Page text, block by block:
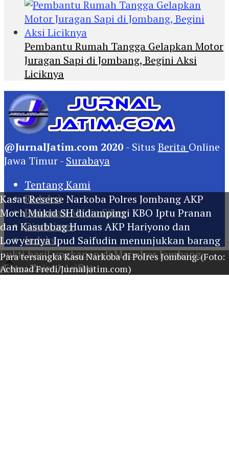
Kasat Reserse Narkoba Polres Jombang AKP
Moch Mukid SH didampingi KBO Iptu Pranan
dan Kasubbag Humas AKP Hariyono dan
Lowyernya Ipud Saifudin menunjukkan barang
bukti hasil ungkapan di Mapolres Jombang.
(Foto: Zainul Arifin)
Para tersangka Kasu Narkoba di Polres Jombang. (Foto:
Achmad Fredi/Jurnaljatim.com)
Pembantu Rumah Tangga Gelapkan Motor
Juragan Sapi di Jombang, Begini Aksi
Liciknya
@JurnalJatim.com 2020 - Situs Berita Online
Jawa Timur - Surabaya
Tentang Kami
Redaksi
Pedoman Media Siber
Disclaimer
Indeks